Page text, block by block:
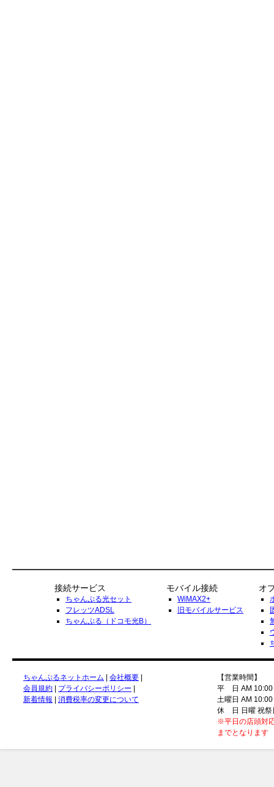
接続サービス
ちゃんぷる光セット
フレッツADSL
ちゃんぷる（ドコモ光B）
モバイル接続
WiMAX2+
旧モバイルサービス
オ
ちゃんぷるネットホーム 会社概要
会員規約
プライバシーポリシー
新着情報
消費税率の変更について
【営業時間】
平 日 AM 10:00
土曜日 AM
休 日 日曜 祝祭
※平日の店頭
までとなります